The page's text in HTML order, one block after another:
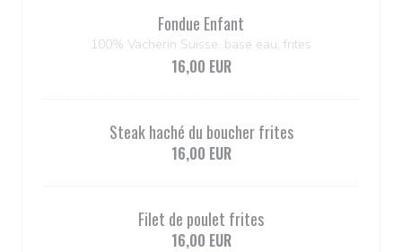
Fondue Enfant
100% Vacherin Suisse, base eau, frites
16,00 EUR
Steak haché du boucher frites
16,00 EUR
Filet de poulet frites
16,00 EUR